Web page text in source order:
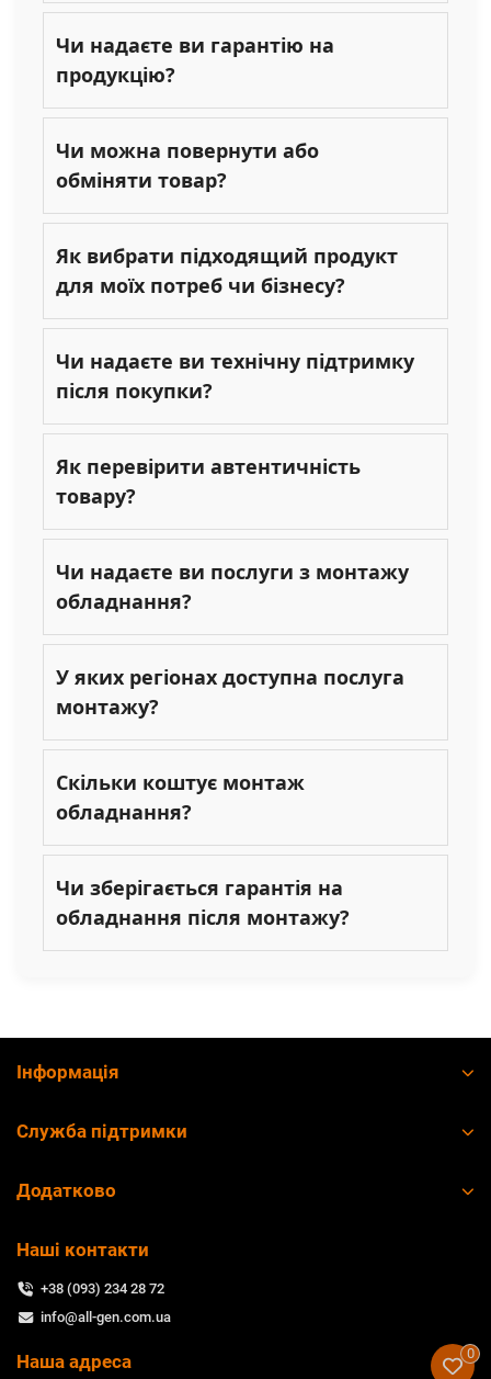
Чи надаєте ви гарантію на
продукцію?
Чи можна повернути або
обміняти товар?
Як вибрати підходящий продукт
для моїх потреб чи бізнесу?
Чи надаєте ви технічну підтримку
після покупки?
Як перевірити автентичність
товару?
Чи надаєте ви послуги з монтажу
обладнання?
У яких регіонах доступна послуга
монтажу?
Скільки коштує монтаж
обладнання?
Чи зберігається гарантія на
обладнання після монтажу?
Інформація
Служба підтримки
Додатково
Наші контакти
+38 (093) 234 28 72
info@all-gen.com.ua
Наша адреса 0